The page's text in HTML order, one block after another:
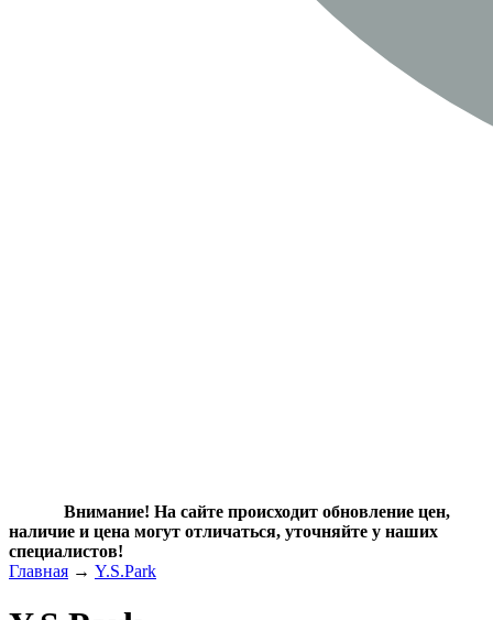
Внимание! На сайте происходит обновление цен,
наличие и цена могут отличаться, уточняйте у наших
специалистов!
Главная → Y.S.Park